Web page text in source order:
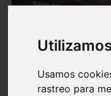
Usamos
rastreo para